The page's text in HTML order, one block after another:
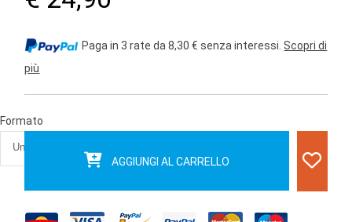
Paga in 3 rate da 8,30 € senza interessi.Scopri di
più
Formato
AGGIUNGI AL CARRELLO